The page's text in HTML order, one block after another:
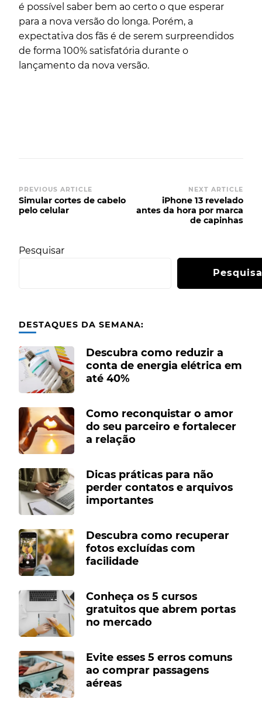
é possível saber bem ao certo o que esperar
para a nova versão do longa. Porém, a
expectativa dos fãs é de serem surpreendidos
de forma 100% satisfatória durante o
lançamento da nova versão.
Post
Navigation
PREVIOUS ARTICLE
Simular cortes de cabelo
pelo celular
NEXT ARTICLE
iPhone 13 revelado
antes da hora por marca
de capinhas
Pesquisar
DESTAQUES DA SEMANA:
Descubra como reduzir a
conta de energia elétrica em
até 40%
Como reconquistar o amor
do seu parceiro e fortalecer
a relação
Dicas práticas para não
perder contatos e arquivos
importantes
Descubra como recuperar
fotos excluídas com
facilidade
Conheça os 5 cursos
gratuitos que abrem portas
no mercado
Evite esses 5 erros comuns
ao comprar passagens
aéreas